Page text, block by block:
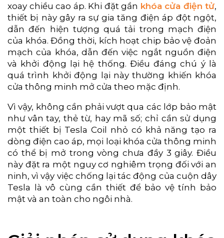
xoay chiều cao áp. Khi đặt gần khóa cửa điện tử,
thiết bị này gây ra sự gia tăng điện áp đột ngột,
dẫn đến hiện tượng quá tải trong mạch điện
của khóa. Đồng thời, kích hoạt chip bảo vệ đoản
mạch của khóa, dẫn đến việc ngắt nguồn điện
và khởi động lại hệ thống. Điều đáng chú ý là
quá trình khởi động lại này thường khiến khóa
cửa thông minh mở cửa theo mặc định.
Vì vậy, không cần phải vượt qua các lớp bảo mật
như vân tay, thẻ từ, hay mã số; chỉ cần sử dụng
một thiết bị Tesla Coil nhỏ có khả năng tạo ra
dòng điện cao áp, mọi loại khóa cửa thông minh
có thể bị mở trong vòng chưa đầy 3 giây. Điều
này đặt ra một nguy cơ nghiêm trọng đối với an
ninh, vì vậy việc chống lại tác động của cuộn dây
Tesla là vô cùng cần thiết để bảo vệ tính bảo
mật và an toàn cho ngôi nhà.